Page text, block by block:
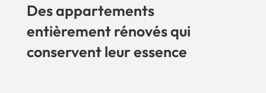
Des appartements
entièrement rénovés qui
conservent leur essence